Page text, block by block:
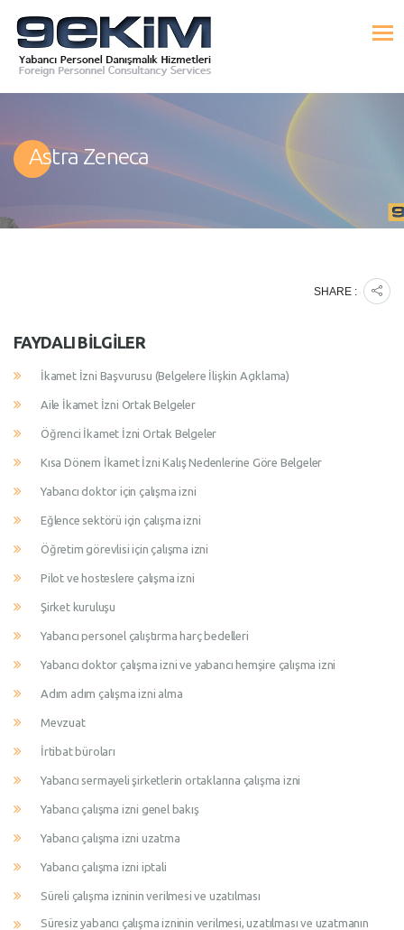
Astra Zeneca
SHARE :
FAYDALI BILGILER
İkamet İzni Başvurusu (Belgelere İlişkin Açıklama)
Aile İkamet İzni Ortak Belgeler
Öğrenci İkamet İzni Ortak Belgeler
Kısa Dönem İkamet İzni Kalış Nedenlerine Göre Belgeler
Yabancı doktor için çalışma izni
Eğlence sektörü için çalışma izni
Öğretim görevlisi için çalışma izni
Pilot ve hosteslere çalışma izni
Şirket kuruluşu
Yabancı personel çalıştırma harç bedelleri
Yabancı doktor çalışma izni ve yabancı hemşire çalışma izni
Adım adım çalışma izni alma
Mevzuat
İrtibat büroları
Yabancı sermayeli şirketlerin ortaklarına çalışma izni
Yabancı çalışma izni genel bakış
Yabancı çalışma izni uzatma
Yabancı çalışma izni iptali
Süreli çalışma izninin verilmesi ve uzatılması
Süresiz yabancı çalışma izninin verilmesi, uzatılması ve uzatmanın